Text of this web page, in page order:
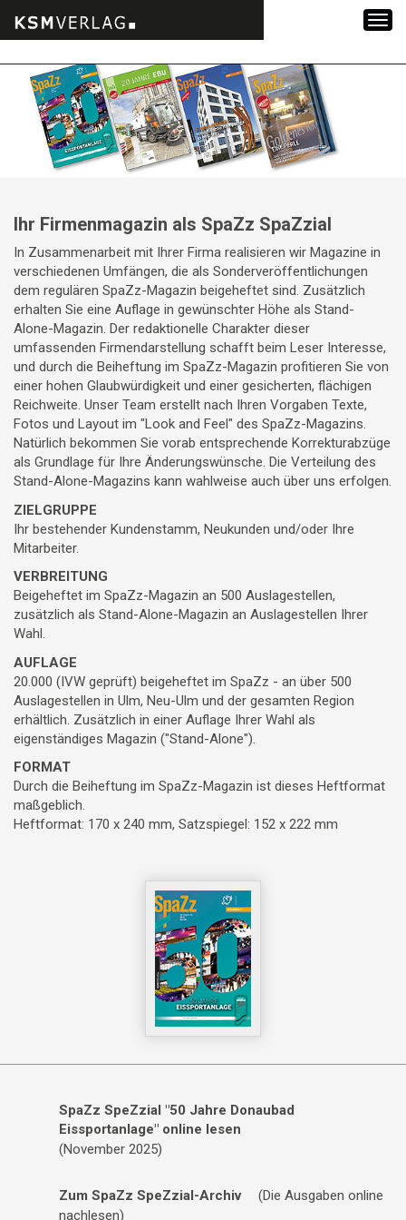
Inhalt
springen
Ihr Firmenmagazin als SpaZz SpaZzial
In Zusammenarbeit mit Ihrer Firma realisieren wir Magazine in
verschiedenen Umfängen, die als Sonderveröffentlichungen
dem regulären SpaZz-Magazin beigeheftet sind. Zusätzlich
erhalten Sie eine Auflage in gewünschter Höhe als Stand-
Alone-Magazin. Der redaktionelle Charakter dieser
umfassenden Firmendarstellung schafft beim Leser Interesse,
und durch die Beiheftung im SpaZz-Magazin profitieren Sie von
einer hohen Glaubwürdigkeit und einer gesicherten, flächigen
Reichweite. Unser Team erstellt nach Ihren Vorgaben Texte,
Fotos und Layout im "Look and Feel" des SpaZz-Magazins.
Natürlich bekommen Sie vorab entsprechende Korrekturabzüge
als Grundlage für Ihre Änderungswünsche. Die Verteilung des
Stand-Alone-Magazins kann wahlweise auch über uns erfolgen.
ZIELGRUPPE
Ihr bestehender Kundenstamm, Neukunden und/oder Ihre
Mitarbeiter.
VERBREITUNG
Beigeheftet im SpaZz-Magazin an 500 Auslagestellen,
zusätzlich als Stand-Alone-Magazin an Auslagestellen Ihrer
Wahl.
AUFLAGE
20.000 (IVW geprüft) beigeheftet im SpaZz - an über 500
Auslagestellen in Ulm, Neu-Ulm und der gesamten Region
erhältlich. Zusätzlich in einer Auflage Ihrer Wahl als
eigenständiges Magazin ("Stand-Alone").
FORMAT
Durch die Beiheftung im SpaZz-Magazin ist dieses Heftformat
maßgeblich.
Heftformat: 170 x 240 mm, Satzspiegel: 152 x 222 mm
SpaZz SpeZzial "50 Jahre Donaubad
Eissportanlage" online lesen
(November 2025)
Zum SpaZz SpeZzial-Archiv
(Die Ausgaben online
nachlesen)